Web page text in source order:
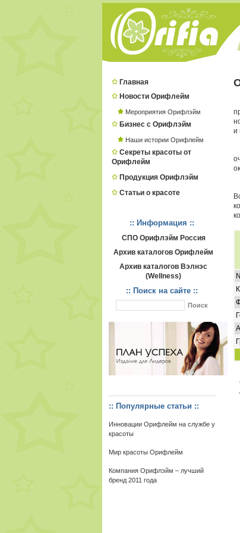
Главная
Новости Орифлейм
Мероприятия Орифлэйм
Бизнес с Орифлэйм
Наши истории Орифлейм
Секреты красоты от
Орифлейм
Продукция Орифлэйм
Статьи о красоте
:: Информация ::
СПО Орифлэйм Россия
Архив каталогов Орифлейм
Архив каталогов Вэлнэс
(Wellness)
:: Поиск на сайте ::
:: Популярные статьи ::
Инновации Орифлейм на службе у
красоты
Мир красоты Орифлейм
Компания Орифлэйм – лучший
бренд 2011 года
и